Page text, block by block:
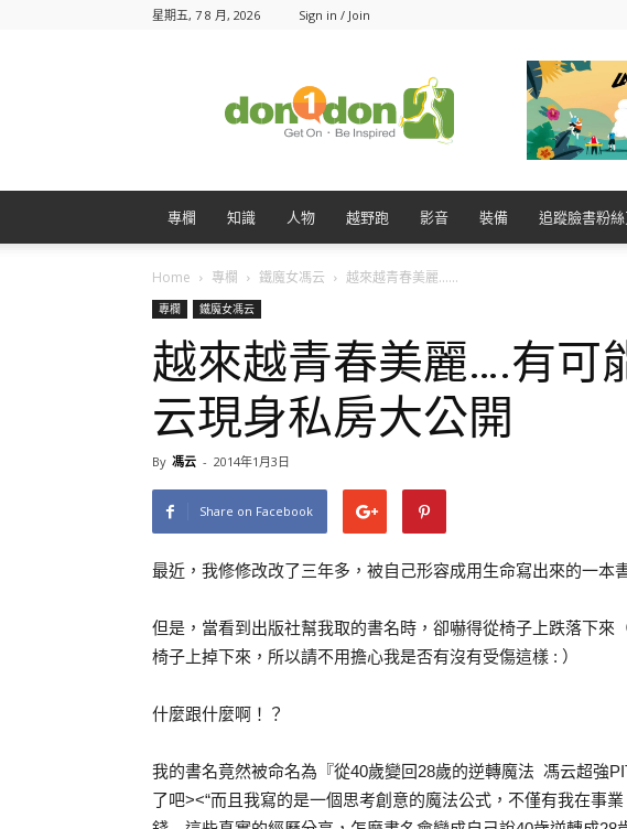
星期五, 7 8 月, 2026 Sign in / Join
專欄 知識 人物 越野跑 影音 裝備 追蹤臉書粉
Home 專欄 鐵魔女馮云 越來越青春美麗…...
專欄 鐵魔女馮云
越來越青春美麗….有可
云現身私房大公開
By 馮云 - 2014年1月3日
Share on Facebook
最近，我修修改改了三年多，被自己形容成用生命寫出來的一本
但是，當看到出版社幫我取的書名時，卻嚇得從椅子上跌落下來
椅子上掉下來，所以請不用擔心我是否有沒有受傷這樣 : ）
什麼跟什麼啊！？
我的書名竟然被命名為『從40歲變回28歲的逆轉魔法 馮云超強
了吧><“而且我寫的是一個思考創意的魔法公式，不僅有我在事